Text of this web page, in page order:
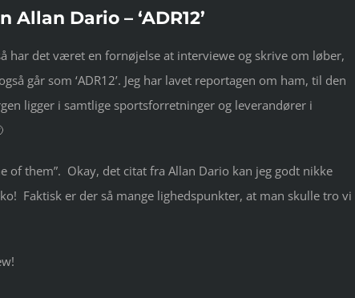
Dario – ‘ADR12’
har det været en fornøjelse at interviewe og skrive om løber,
går som ‘ADR12’. Jeg har lavet reportagen om ham, til den
ligger i samtlige sportsforretninger og leverandører i
of them”. Okay, det citat fra Allan Dario kan jeg godt nikke
Faktisk er der så mange lighedspunkter, at man skulle tro vi